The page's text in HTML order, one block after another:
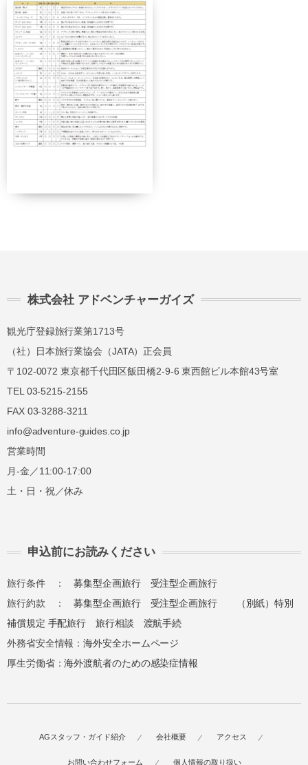
総合旅行業務取扱管理者とは、お客様の旅行を
取扱う営業所での取引に関する責任者です。こ
の旅行契約に際し担当者からの説明に不明な点
があれば、ご遠慮なく下記に示す旅行業務取扱
管理者にお尋ねください。 総合旅行業務取扱
管理者 近藤謙司
株式会社 アドベンチャーガイズ
観光庁登録旅行業第1713号
（社）日本旅行業協会（JATA）正会員
〒102-0072 東京都千代田区飯田橋2-9-6 東西館ビル本館43号室
TEL 03-5215-2155
FAX 03-3288-3211
info@adventure-guides.co.jp
営業時間
月-金／11:00-17:00
土・日・祝／休み
申込前にお読みください
旅行条件 ：募集型企画旅行
受注型企画旅行
旅行約款 ：募集型企画旅行 受注型企画旅行
（別紙）特別
補償規定 手配旅行 旅行相談
渡航手続
外務省安全情報：海外安全ホームページ
厚生労働省：海外渡航者のための感染症情報
AGスタッフ・ガイド紹介 会社概要 アクセス
お問い合わせフォーム 個人情報の取り扱い